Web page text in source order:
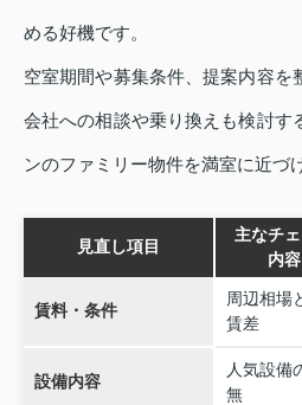
める好機です。
空室期間や募集条件、提案内容を
会社への相談や乗り換えも検討す
ンのファミリー物件を満室に近づ
見直し項目
主なチ
内容
賃料・条件
周辺相場
賃差
設備内容
人気設備
無